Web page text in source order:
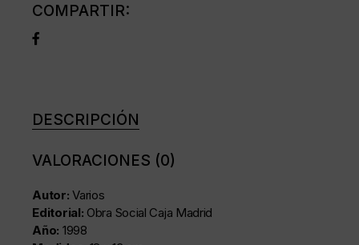
COMPARTIR:
DESCRIPCIÓN
VALORACIONES (0)
Autor:Varios
Editorial: Obra Social Caja Madrid
Año: 1998